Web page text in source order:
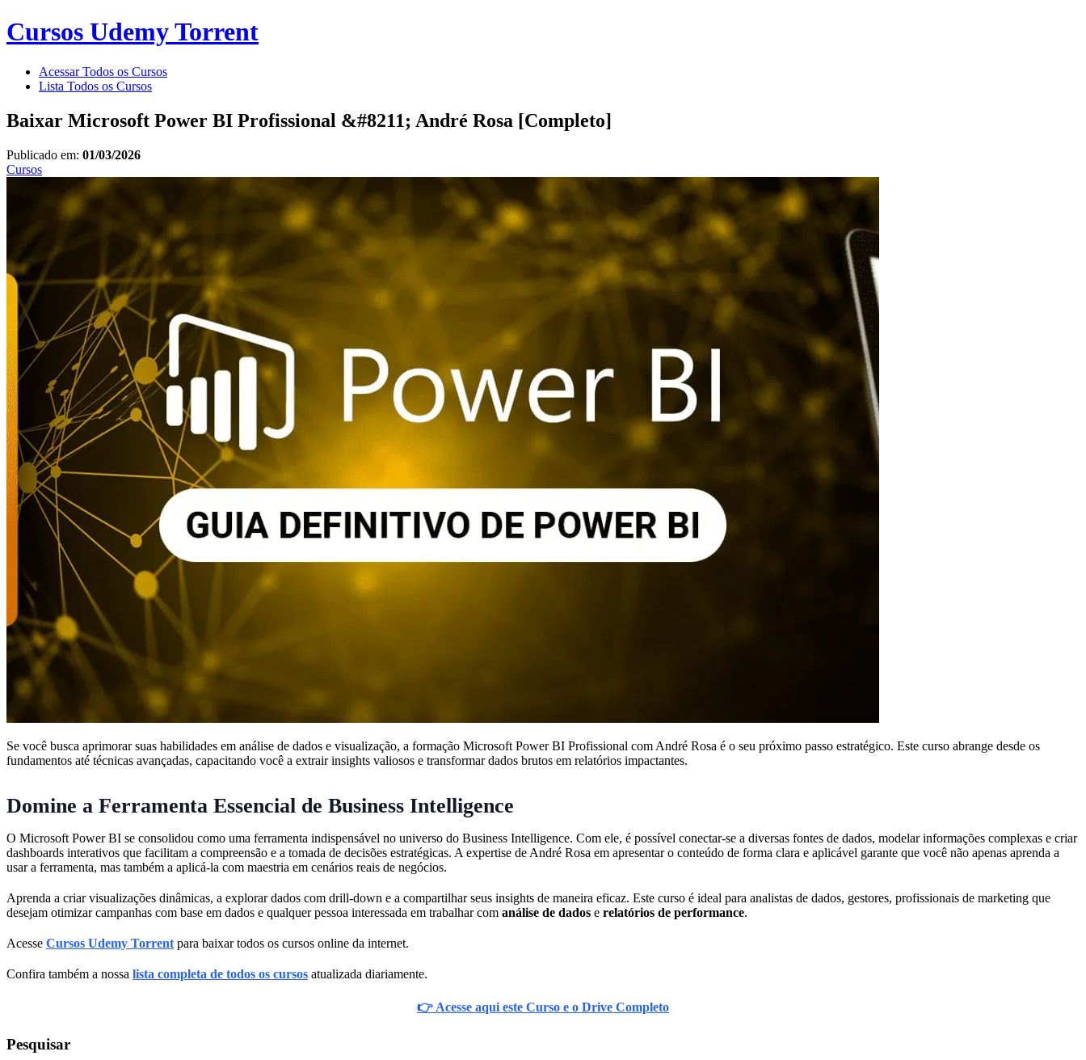
Cursos Udemy Torrent
Acessar Todos os Cursos
Lista Todos os Cursos
Baixar Microsoft Power BI Profissional &#8211; André Rosa [Completo]
Publicado em: 01/03/2026
Cursos
Se você busca aprimorar suas habilidades em análise de dados e visualização, a formação Microsoft Power BI Profissional com André Rosa é o seu próximo passo estratégico. Este curso abrange desde os
fundamentos até técnicas avançadas, capacitando você a extrair insights valiosos e transformar dados brutos em relatórios impactantes.
Domine a Ferramenta Essencial de Business Intelligence
O Microsoft Power BI se consolidou como uma ferramenta indispensável no universo do Business Intelligence. Com ele, é possível conectar-se a diversas fontes de dados, modelar informações complexas e criar
dashboards interativos que facilitam a compreensão e a tomada de decisões estratégicas. A expertise de André Rosa em apresentar o conteúdo de forma clara e aplicável garante que você não apenas aprenda a
usar a ferramenta, mas também a aplicá-la com maestria em cenários reais de negócios.
Aprenda a criar visualizações dinâmicas, a explorar dados com drill-down e a compartilhar seus insights de maneira eficaz. Este curso é ideal para analistas de dados, gestores, profissionais de marketing que
desejam otimizar campanhas com base em dados e qualquer pessoa interessada em trabalhar com análise de dados e relatórios de performance.
Acesse Cursos Udemy Torrent para baixar todos os cursos online da internet.
Confira também a nossa lista completa de todos os cursos atualizada diariamente.
👉 Acesse aqui este Curso e o Drive Completo
Pesquisar